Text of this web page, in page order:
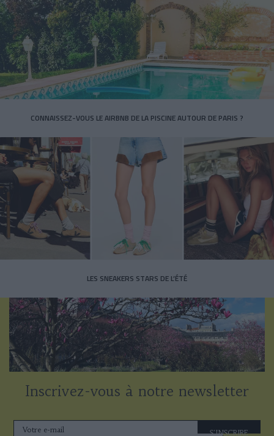
CONNAISSEZ-VOUS LE AIRBNB DE LA PISCINE AUTOUR DE PARIS ?
LES SNEAKERS STARS DE L’ÉTÉ
Inscrivez-vous à notre newsletter
S'INSCRIRE